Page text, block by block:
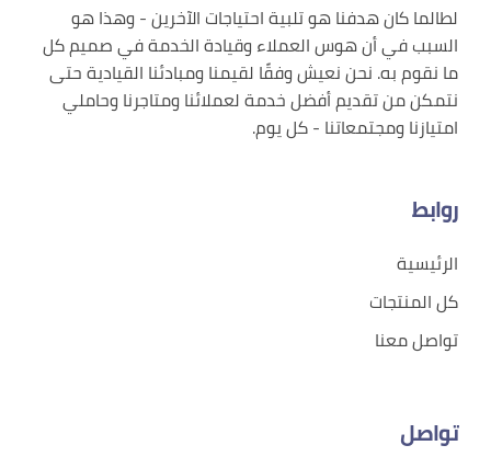
لطالما كان هدفنا هو تلبية احتياجات الآخرين - وهذا هو
السبب في أن هوس العملاء وقيادة الخدمة في صميم كل
ما نقوم به. نحن نعيش وفقًا لقيمنا ومبادئنا القيادية حتى
نتمكن من تقديم أفضل خدمة لعملائنا ومتاجرنا وحاملي
امتيازنا ومجتمعاتنا - كل يوم.
روابط
الرئيسية
كل المنتجات
تواصل معنا
تواصل